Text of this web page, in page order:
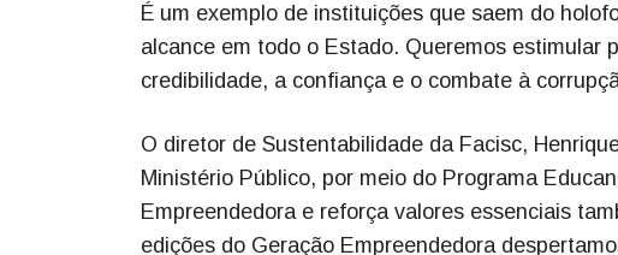
É um exemplo de instituições que saem do
alcance em todo o Estado. Queremos estimular
credibilidade, a confiança e o combate à
O diretor de Sustentabilidade da Facisc,
Ministério Público, por meio do Programa
Empreendedora e reforça valores essenciais
edições do Geração Empreendedora